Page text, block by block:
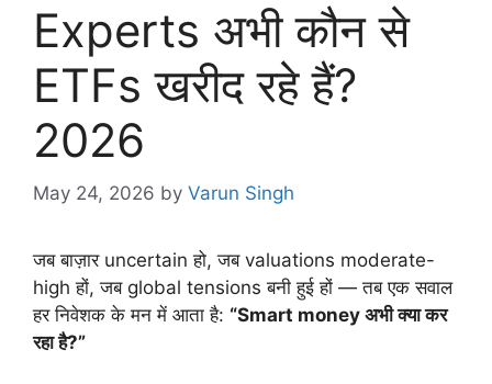
Experts अभी कौन से
ETFs खरीद रहे हैं?
2026
May 24, 2026 by Varun Singh
जब बाज़ार uncertain हो, जब valuations moderate-
high हों, जब global tensions बनी हुई हों — तब एक सवाल
हर निवेशक के मन में आता है: “Smart money अभी क्या कर
रहा है?”